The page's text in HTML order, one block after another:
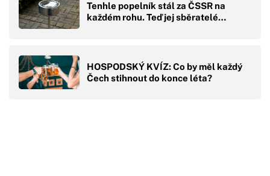
Tenhle popelník stál za ČSSR na
každém rohu. Teď jej sběratelé…
HOSPODSKÝ KVÍZ: Co by měl každý
Čech stihnout do konce léta?